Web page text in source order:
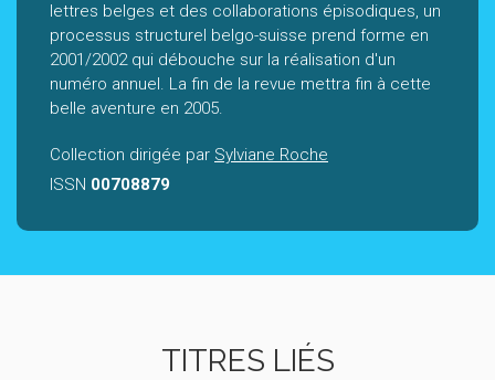
lettres belges et des collaborations épisodiques, un
processus structurel belgo-suisse prend forme en
2001/2002 qui débouche sur la réalisation d'un
numéro annuel. La fin de la revue mettra fin à cette
belle aventure en 2005.
Collection dirigée par Sylviane Roche
ISSN 00708879
TITRES LIÉS